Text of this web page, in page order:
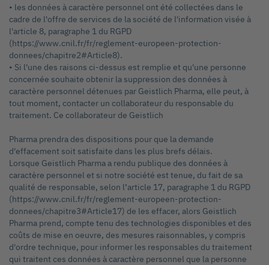
• les données à caractère personnel ont été collectées dans le
cadre de l'offre de services de la société de l'information visée à
l'article 8, paragraphe 1 du RGPD
(https://www.cnil.fr/fr/reglement-europeen-protection-
donnees/chapitre2#Article8).
• Si l'une des raisons ci-dessus est remplie et qu'une personne
concernée souhaite obtenir la suppression des données à
caractère personnel détenues par Geistlich Pharma, elle peut, à
tout moment, contacter un collaborateur du responsable du
traitement. Ce collaborateur de Geistlich
Pharma prendra des dispositions pour que la demande
d'effacement soit satisfaite dans les plus brefs délais.
Lorsque Geistlich Pharma a rendu publique des données à
caractère personnel et si notre société est tenue, du fait de sa
qualité de responsable, selon l’article 17, paragraphe 1 du RGPD
(https://www.cnil.fr/fr/reglement-europeen-protection-
donnees/chapitre3#Article17) de les effacer, alors Geistlich
Pharma prend, compte tenu des technologies disponibles et des
coûts de mise en oeuvre, des mesures raisonnables, y compris
d'ordre technique, pour informer les responsables du traitement
qui traitent ces données à caractère personnel que la personne